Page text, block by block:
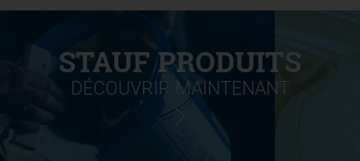
STAUF PRODUITS
DÉCOUVRIR MAINTENANT